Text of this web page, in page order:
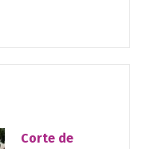
Corte de